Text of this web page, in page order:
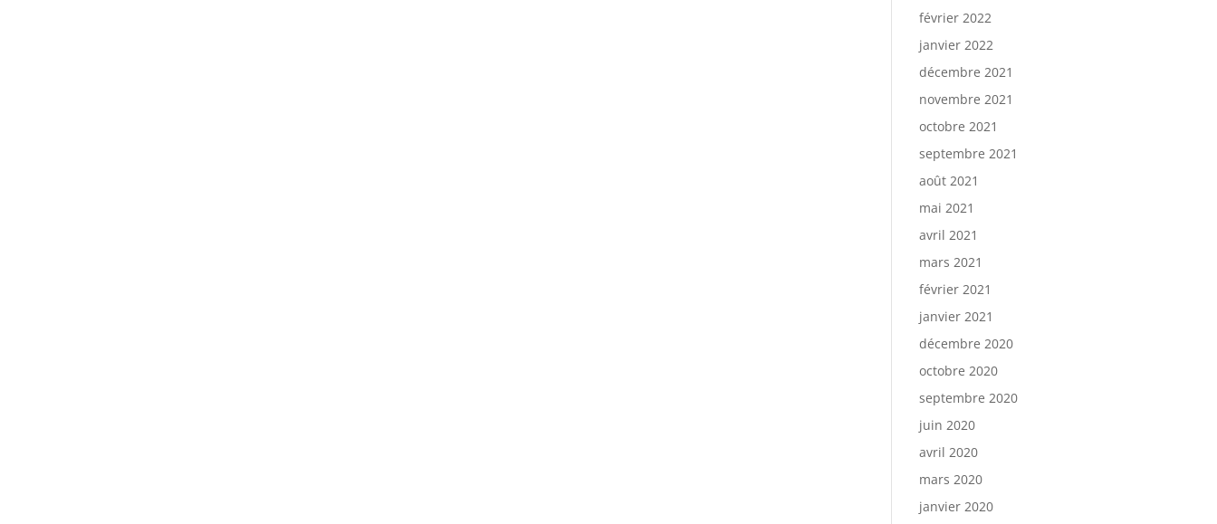
février 2022
janvier 2022
décembre 2021
novembre 2021
octobre 2021
septembre 2021
août 2021
mai 2021
avril 2021
mars 2021
février 2021
janvier 2021
décembre 2020
octobre 2020
septembre 2020
juin 2020
avril 2020
mars 2020
janvier 2020